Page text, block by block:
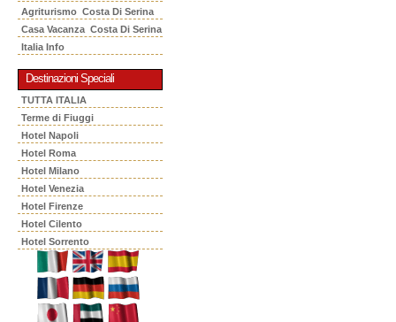
Agriturismo Costa Di Serina
Casa Vacanza Costa Di Serina
Italia Info
Destinazioni Speciali
TUTTA ITALIA
Terme di Fiuggi
Hotel Napoli
Hotel Roma
Hotel Milano
Hotel Venezia
Hotel Firenze
Hotel Cilento
Hotel Sorrento